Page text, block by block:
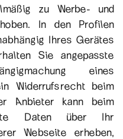
zu Werbe- und
In den Profilen
Ihres Gerätes
Sie angepasste
eines
Widerrufsrecht beim
Anbieter kann beim
Daten über Ihr
Webseite erheben,